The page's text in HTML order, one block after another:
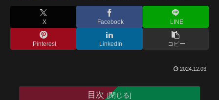
X Facebook LINE
Pinterest LinkedIn コピー
2024.12.03
目次